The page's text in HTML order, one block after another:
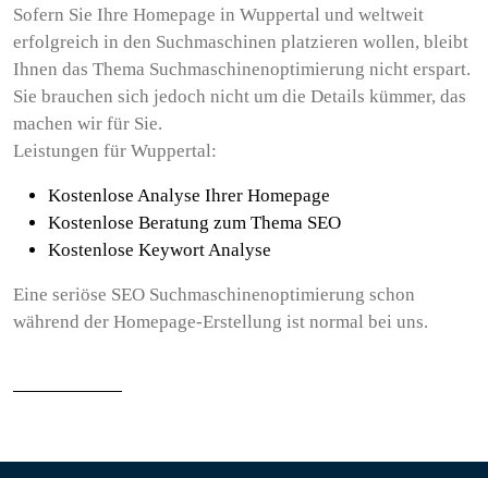
Sofern Sie Ihre Homepage in Wuppertal und weltweit
erfolgreich in den Suchmaschinen platzieren wollen, bleibt
Ihnen das Thema Suchmaschinenoptimierung nicht erspart.
Sie brauchen sich jedoch nicht um die Details kümmer, das
machen wir für Sie.
Leistungen für Wuppertal:
Kostenlose Analyse Ihrer Homepage
Kostenlose Beratung zum Thema SEO
Kostenlose Keywort Analyse
Eine seriöse SEO Suchmaschinenoptimierung schon
während der Homepage-Erstellung ist normal bei uns.